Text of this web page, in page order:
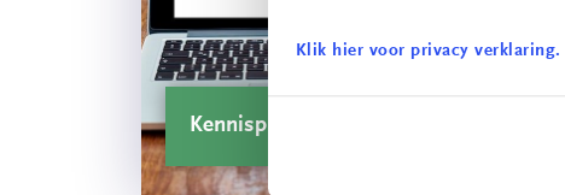
Klik hier voor privacy verklaring.
Kennisplatform